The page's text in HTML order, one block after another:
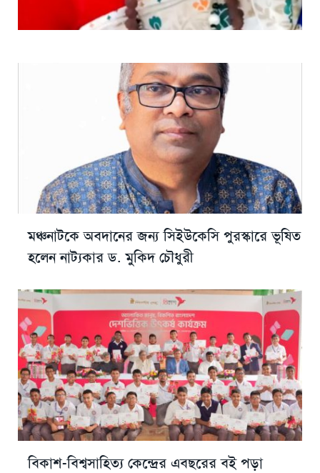
মঞ্চনাটকে অবদানের জন্য সিইউকেসি পুরস্কারে ভূষিত
হলেন নাট্যকার ড. মুকিদ চৌধুরী
বিকাশ-বিশ্বসাহিত্য কেন্দ্রের এবছরের বই পড়া